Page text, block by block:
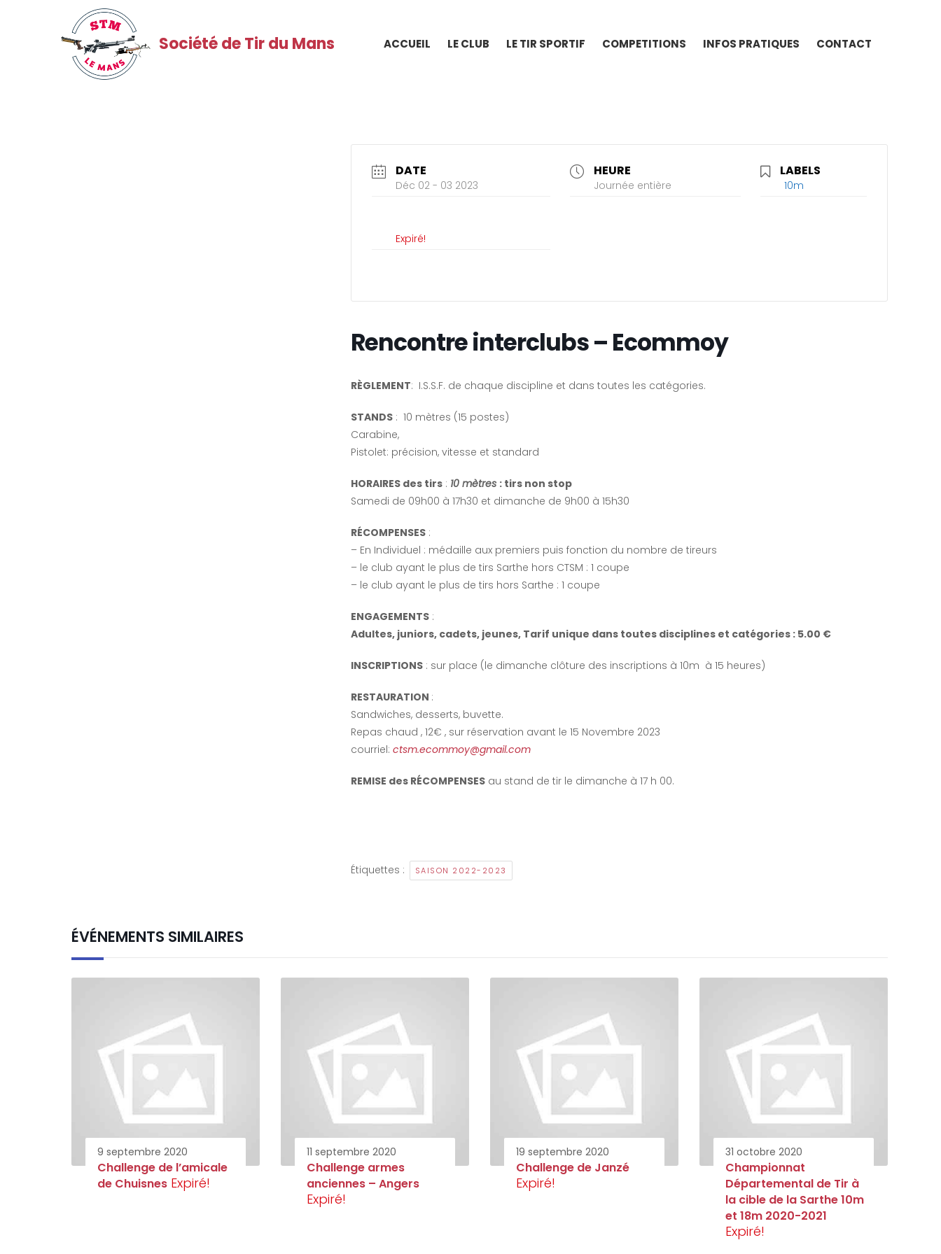
Société de Tir du Mans ACCUEIL LE CLUB LE TIR SPORTIF COMPETITIONS INFOS PRATIQUES CONTACT
DATE
Déc 02 - 03 2023
Expiré!
HEURE
Journée entière
LABELS
10m
Rencontre interclubs – Ecommoy
RÈGLEMENT: I.S.S.F. de chaque discipline et dans toutes les catégories.
STANDS: 10 mètres (15 postes)
Carabine,
Pistolet: précision, vitesse et standard
HORAIRES des tirs: 10 mètres : tirs non stop
Samedi de 09h00 à 17h30 et dimanche de 9h00 à 15h30
RÉCOMPENSES:
– En Individuel : médaille aux premiers puis fonction du nombre de tireurs
– le club ayant le plus de tirs Sarthe hors CTSM : 1 coupe
– le club ayant le plus de tirs hors Sarthe : 1 coupe
ENGAGEMENTS:
Adultes, juniors, cadets, jeunes, Tarif unique dans toutes disciplines et catégories : 5.00 €
INSCRIPTIONS: sur place (le dimanche clôture des inscriptions à 10m à 15 heures)
RESTAURATION :
Sandwiches, desserts, buvette.
Repas chaud , 12€ , sur réservation avant le 15 Novembre 2023
courriel: ctsm.ecommoy@gmail.com
REMISE des RÉCOMPENSESau stand de tir le dimanche à 17 h 00.
Étiquettes : SAISON 2022-2023
ÉVÉNEMENTS SIMILAIRES
9 septembre 2020
Challenge de l’amicale
de Chuisnes Expiré!
11 septembre 2020
Challenge armes
anciennes – Angers
Expiré!
19 septembre 2020
Challenge de Janzé
Expiré!
31 octobre 2020
Championnat
Départemental de Tir à
la cible de la Sarthe 10m
et 18m 2020-2021
Expiré!